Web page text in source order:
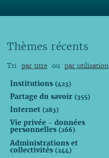
Thèmes récents
Tri par titre ou par utilisation
Institutions (423)
Partage du savoir (355)
Internet (283)
Vie privée - données
personnelles (266)
Administrations et
collectivités (244)